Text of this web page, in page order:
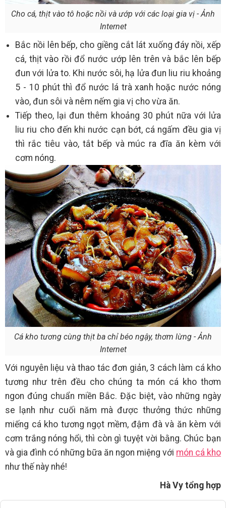
Cho cá, thịt vào tô hoặc nồi và ướp với các loại gia vị - Ảnh
Internet
Bắc nồi lên bếp, cho giềng cắt lát xuống đáy nồi, xếp
cá, thịt vào rồi đổ nước ướp lên trên và bắc lên bếp
đun với lửa to. Khi nước sôi, hạ lửa đun liu riu khoảng
5 - 10 phút thì đổ nước lá trà xanh hoặc nước nóng
vào, đun sôi và nêm nếm gia vị cho vừa ăn.
Tiếp theo, lại đun thêm khoảng 30 phút nữa với lửa
liu riu cho đến khi nước cạn bớt, cá ngấm đều gia vị
thì rắc tiêu vào, tắt bếp và múc ra đĩa ăn kèm với
cơm nóng.
Cá kho tương cùng thịt ba chỉ béo ngậy, thơm lừng - Ảnh
Internet
Với nguyên liệu và thao tác đơn giản, 3 cách làm cá kho
tương như trên đều cho chúng ta món cá kho thơm
ngon đúng chuẩn miền Bắc. Đặc biệt, vào những ngày
se lạnh như cuối năm mà được thưởng thức những
miếng cá kho tương ngọt mềm, đậm đà và ăn kèm với
cơm trắng nóng hổi, thì còn gì tuyệt vời bằng. Chúc bạn
và gia đình có những bữa ăn ngon miệng với món cá kho
như thế này nhé!
Hà Vy tổng hợp